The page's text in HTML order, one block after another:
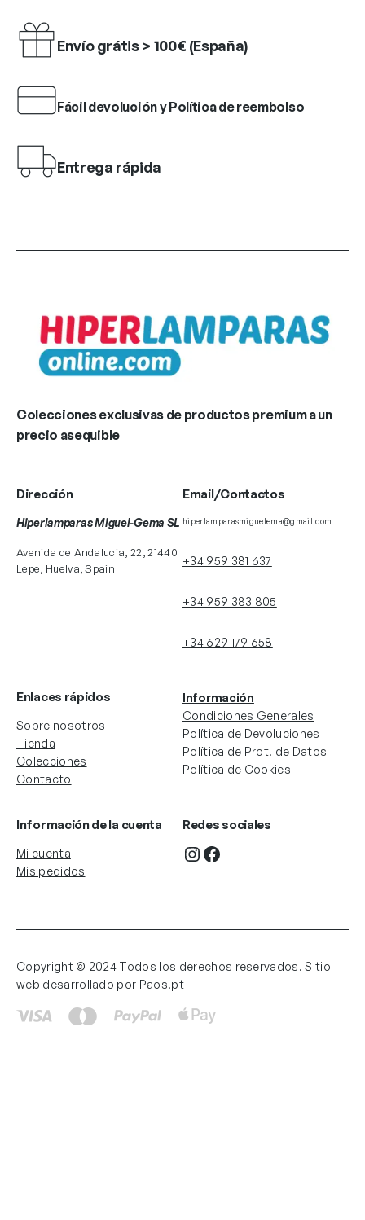
Envío grátis > 100€ (España)
Fácil devolución y Política de reembolso
Entrega rápida
Colecciones exclusivas de productos premium a un
precio asequible
Dirección
Hiperlamparas Miguel-Gema SL
Avenida de Andalucia, 22, 21440
Lepe, Huelva, Spain
Email/Contactos
hiperlamparasmiguelema@gmail.com
+34 959 381 637
+34 959 383 805
+34 629 179 658
Enlaces rápidos
Sobre nosotros
Tienda
Colecciones
Contacto
Información
Condiciones Generales
Política de Devoluciones
Política de Prot. de Datos
Política de Cookies
Información de la cuenta
Mi cuenta
Mis pedidos
Redes sociales
InstagramFacebook
Copyright © 2024 Todos los derechos reservados. Sitio
web desarrollado por Paos.pt